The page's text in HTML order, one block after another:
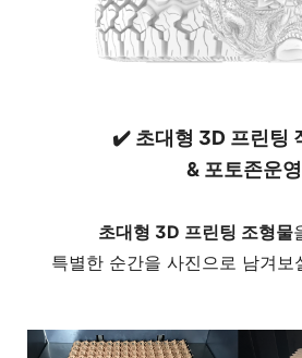
✔️ 초대형 3D 프린팅
& 포토존운영
초대형 3D 프린팅 조형물
특별한 순간을 사진으로 남겨보